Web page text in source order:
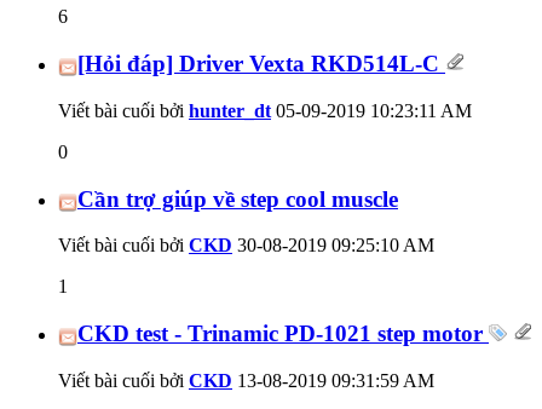
6
[Hỏi đáp] Driver Vexta RKD514L-C
Viết bài cuối bởi hunter_dt 05-09-2019 10:23:11 AM
0
Cần trợ giúp về step cool muscle
Viết bài cuối bởi CKD 30-08-2019 09:25:10 AM
1
CKD test - Trinamic PD-1021 step motor
Viết bài cuối bởi CKD 13-08-2019 09:31:59 AM